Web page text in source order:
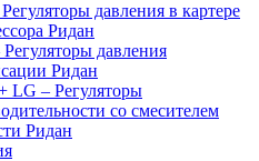
давления в картере
Ридан
давления
Ридан
LG – Регуляторы
со смесителем
Ридан